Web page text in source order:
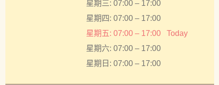
星期三: 07:00 – 17:00
星期四: 07:00 – 17:00
星期五: 07:00 – 17:00
Today
星期六: 07:00 – 17:00
星期日: 07:00 – 17:00